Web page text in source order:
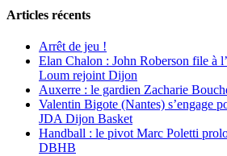
Articles récents
Arrêt de jeu !
Elan Chalon : John Roberson file à
Loum rejoint Dijon
Auxerre : le gardien Zacharie
Valentin Bigote (Nantes) s’engage
JDA Dijon Basket
Handball : le pivot Marc Poletti
DBHB